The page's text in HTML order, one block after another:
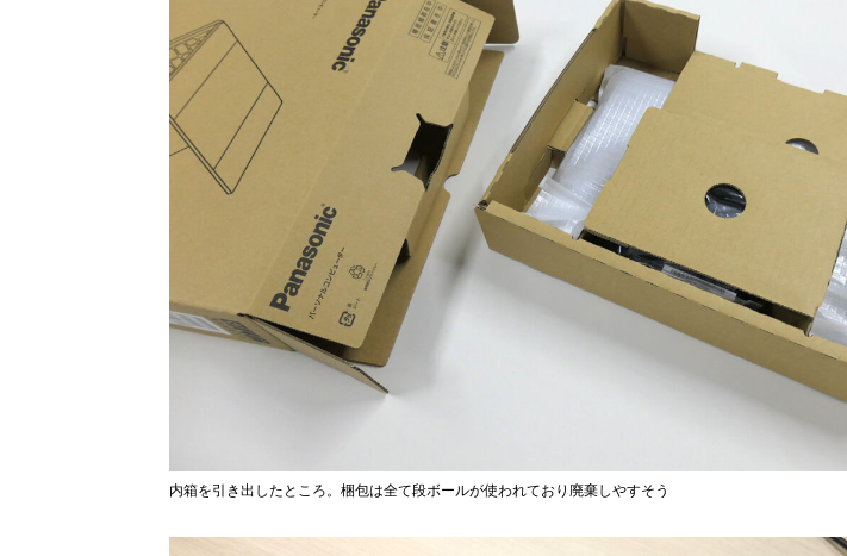
内箱を引き出したところ。梱包は全て段ボールが使われており廃棄しやすそう